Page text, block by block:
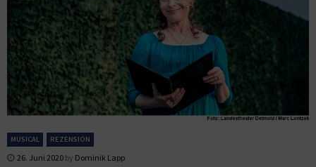
MUSICAL REZENSION
26. Juni 2020 by Dominik Lapp